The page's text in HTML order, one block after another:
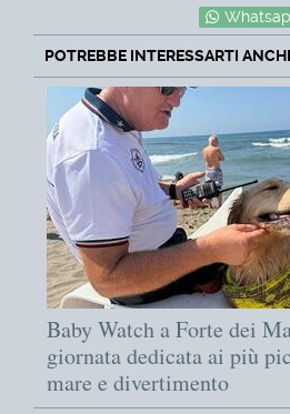
POTREBBE INTERESSARTI
Baby Watch a Forte dei
giornata dedicata ai più
mare e divertimento